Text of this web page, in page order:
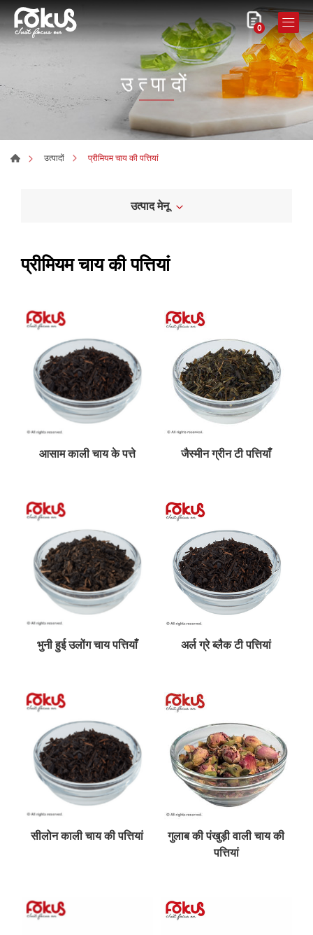
0
उत्पादों
उत्पादों प्रीमियम चाय की पत्तियां
उत्पाद मेनू
प्रीमियम चाय की पत्तियां
आसाम काली चाय के पत्ते जैस्मीन ग्रीन टी पत्तियाँ
भुनी हुई उलोंग चाय पत्तियाँ अर्ल ग्रे ब्लैक टी पत्तियां
सीलोन काली चाय की पत्तियां
गुलाब की पंखुड़ी वाली चाय की
पत्तियां